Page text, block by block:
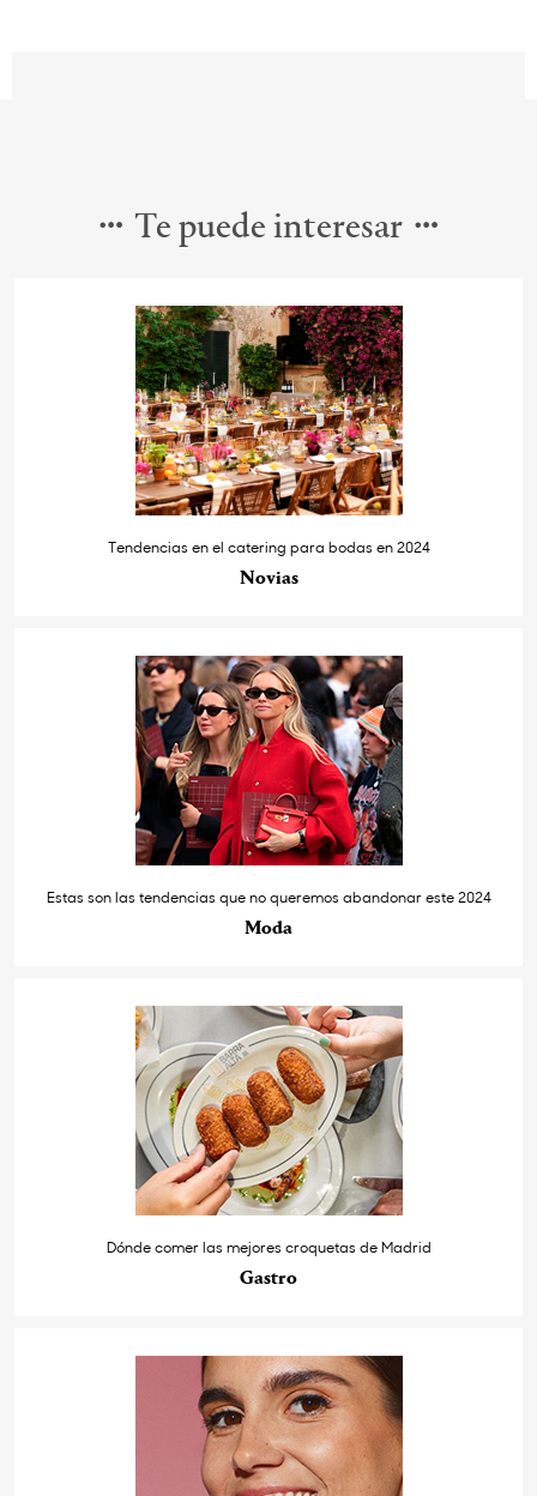
Te puede interesar
Tendencias en el catering para bodas en 2024
Novias
Estas son las tendencias que no queremos abandonar este 2024
Moda
Dónde comer las mejores croquetas de Madrid
Gastro